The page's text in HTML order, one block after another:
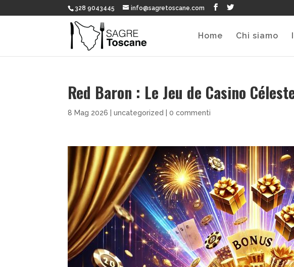
328 9043445 info@sagretoscane.com
Home Chi siamo
Red Baron : Le Jeu de Casino
8 Mag 2026 |uncategorized |0 commenti